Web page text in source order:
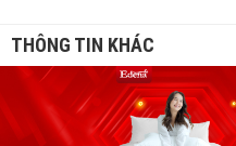
THÔNG TIN KHÁC